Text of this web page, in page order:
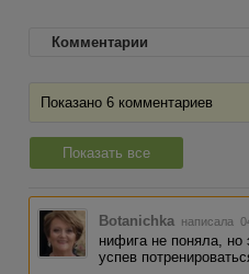
Комментарии
Показано 6 комментариев
Показать все
Botanichka написала
нифига не поняла, но
успев